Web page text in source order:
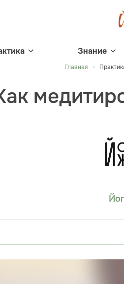
Знание
Главная